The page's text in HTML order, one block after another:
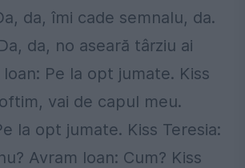
da, îmi cade semnalu, da.
da, no aseară târziu ai
Ioan: Pe la opt jumate. Kiss
vai de capul meu.
la opt jumate. Kiss Teresia:
Avram Ioan: Cum? Kiss